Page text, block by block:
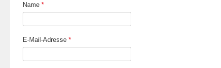
Name *
E-Mail-Adresse *